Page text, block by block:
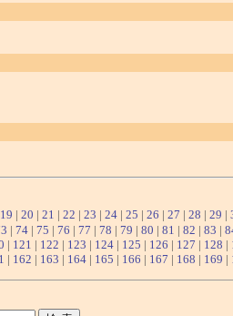
19 | 20 | 21 | 22 | 23 | 24 | 25 | 26 | 27 | 28 | 29 |
| 74 | 75 | 76 | 77 | 78 | 79 | 80 | 81 | 82 | 83 |
| 121 | 122 | 123 | 124 | 125 | 126 | 127 | 128 |
| 162 | 163 | 164 | 165 | 166 | 167 | 168 | 169 |